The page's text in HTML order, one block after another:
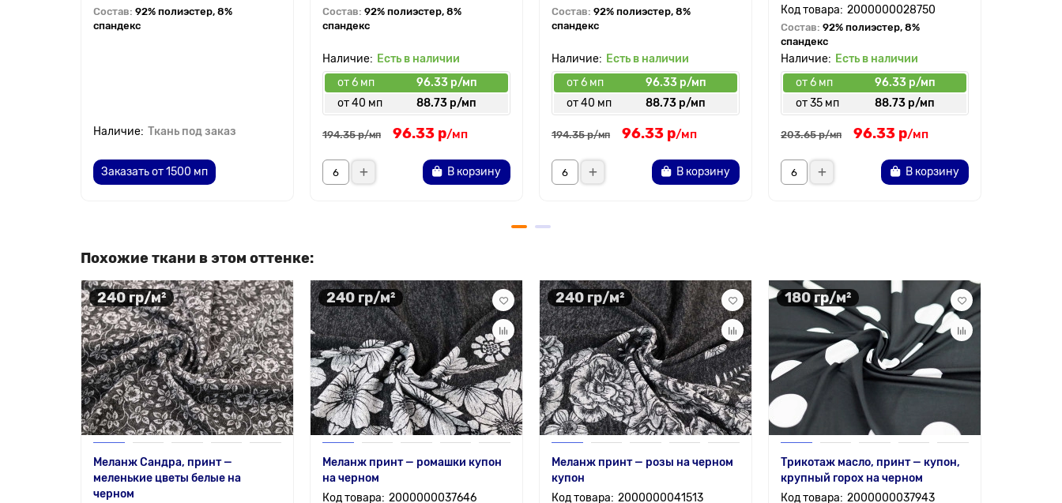
Состав: 92% полиэстер, 8%
спандекс
Ткань под заказ
Заказать от 1500 мп
Состав: 92% полиэстер, 8%
спандекс
Есть в наличии
от 6 мп
96.33 р/мп
от 40 мп
88.73 р/мп
194.35 р/мп 96.33 р/мп
В корзину
Состав: 92% полиэстер, 8%
спандекс
Есть в наличии
от 6 мп
96.33 р/мп
от 40 мп
88.73 р/мп
194.35 р/мп 96.33 р/мп
В корзину
2000000028750
Состав: 92% полиэстер, 8%
спандекс
Есть в наличии
от 6 мп
96.33 р/мп
от 35 мп
88.73 р/мп
203.65 р/мп 96.33 р/мп
В корзину
Похожие ткани в этом оттенке:
240 гр/м²
Меланж Сандра, принт —
меленькие цветы белые на
черном
240 гр/м²
Меланж принт — ромашки купон
на черном
2000000037646
240 гр/м²
Меланж принт — розы на черном
купон
2000000041513
180 гр/м²
Трикотаж масло, принт — купон,
крупный горох на черном
2000000037943